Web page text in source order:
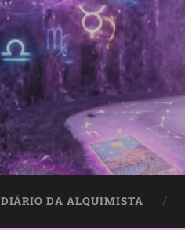
DIÁRIO DA ALQUIMISTA